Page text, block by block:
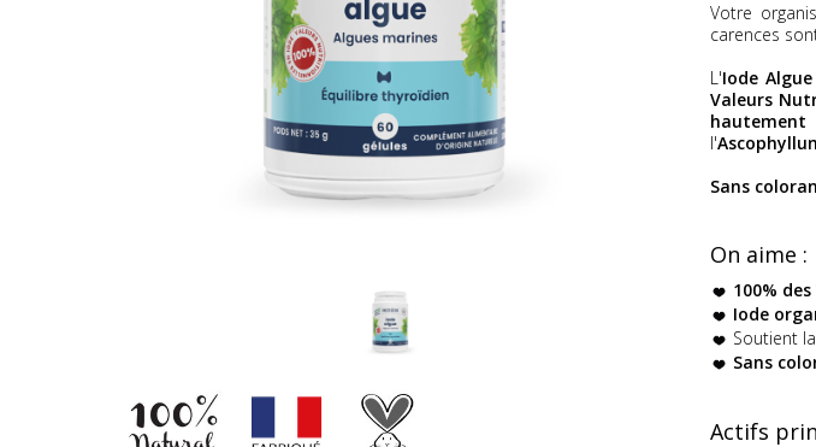
Votre
carences
L'Iode Algue
Valeurs
hautement
l'
Sans
On aime :
100%
Iode
Soutient la
Sans
Actifs